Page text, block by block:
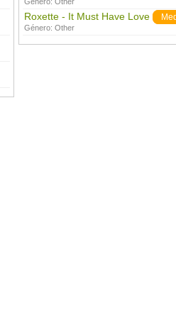
Roxette - It Must Have Love
Género: Other